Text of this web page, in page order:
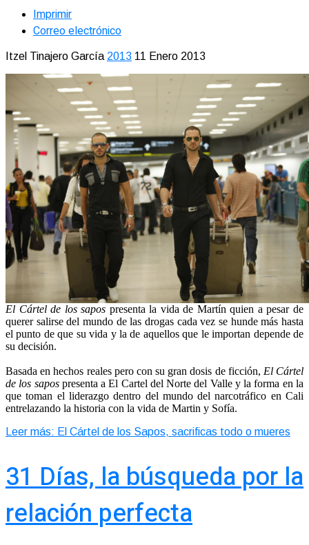
Imprimir
Correo electrónico
Itzel Tinajero García 2013 11 Enero 2013
El Cártel de los sapos presenta la vida de Martín quien a pesar de
querer salirse del mundo de las drogas cada vez se hunde más hasta
el punto de que su vida y la de aquellos que le importan depende de
su decisión.
Basada en hechos reales pero con su gran dosis de ficción, El Cártel
de los sapospresenta a El Cartel del Norte del Valle y la forma en la
que toman el liderazgo dentro del mundo del narcotráfico en Cali
entrelazando la historia con la vida de Martin y Sofía.
Leer más: El Cártel de los Sapos, sacrificas todo o mueres
31 Días, la búsqueda por la
relación perfecta